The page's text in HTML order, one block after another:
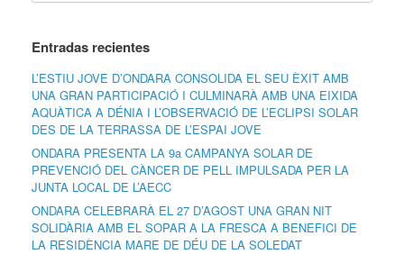
Entradas recientes
L’ESTIU JOVE D’ONDARA CONSOLIDA EL SEU ÈXIT AMB
UNA GRAN PARTICIPACIÓ I CULMINARÀ AMB UNA EIXIDA
AQUÀTICA A DÉNIA I L’OBSERVACIÓ DE L’ECLIPSI SOLAR
DES DE LA TERRASSA DE L’ESPAI JOVE
ONDARA PRESENTA LA 9a CAMPANYA SOLAR DE
PREVENCIÓ DEL CÀNCER DE PELL IMPULSADA PER LA
JUNTA LOCAL DE L’AECC
ONDARA CELEBRARÀ EL 27 D’AGOST UNA GRAN NIT
SOLIDÀRIA AMB EL SOPAR A LA FRESCA A BENEFICI DE
LA RESIDÈNCIA MARE DE DÉU DE LA SOLEDAT